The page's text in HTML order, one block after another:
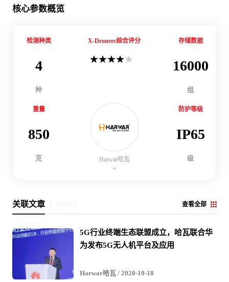
核心参数概览
X-Droners综合评分
Harwar哈瓦
检测种类
4
种
存储数据
16000
组
重量
850
克
防护等级
IP65
级
关联文章 查看全部
5G行业终端生态联盟成立，哈瓦联合华
为发布5G无人机平台及应用
Harwar哈瓦 / 2020-10-18